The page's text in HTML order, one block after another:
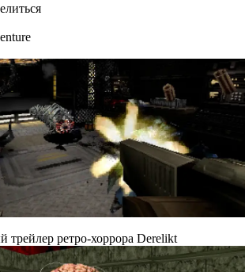
ретро-хоррора Derelikt